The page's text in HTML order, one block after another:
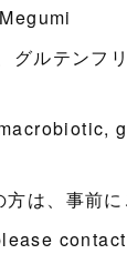
グルテンフ
は、事前に